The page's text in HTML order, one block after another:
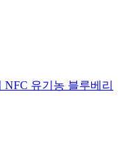
유기농 블루베리